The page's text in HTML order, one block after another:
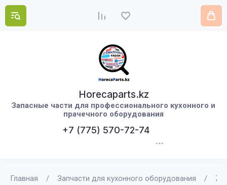
Horecaparts.kz
Запасные части для профессионального кухонного и
прачечного оборудования
+7 (775) 570-72-74
Главная / Запчасти для кухонного оборудования /